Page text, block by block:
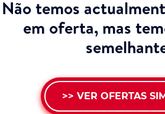
Não temos
em oferta, mas
>> VER OFERTAS